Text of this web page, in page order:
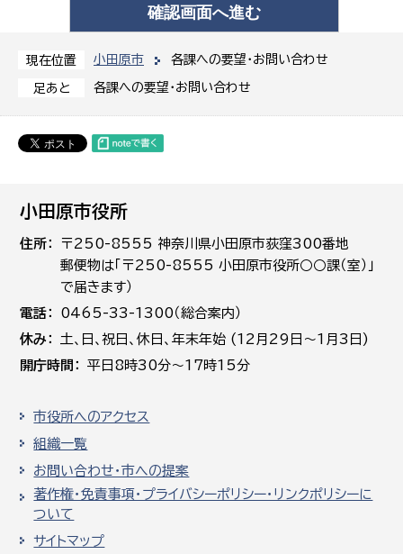
現在位置 小田原市 各課への要望・お問い合わせ
足あと 各課への要望・お問い合わせ
小田原市役所
住所
〒250-8555 神奈川県小田原市荻窪300番地
郵便物は「〒250-8555 小田原市役所○○課（室）」
で届きます）
電話
0465-33-1300（総合案内）
休み
土､日､祝日、休日、年末年始 (12月29日～1月3日)
開庁時間
平日8時30分～17時15分
市役所へのアクセス
組織一覧
お問い合わせ・市への提案
著作権・免責事項・プライバシーポリシー・リンクポリシーに
ついて
サイトマップ